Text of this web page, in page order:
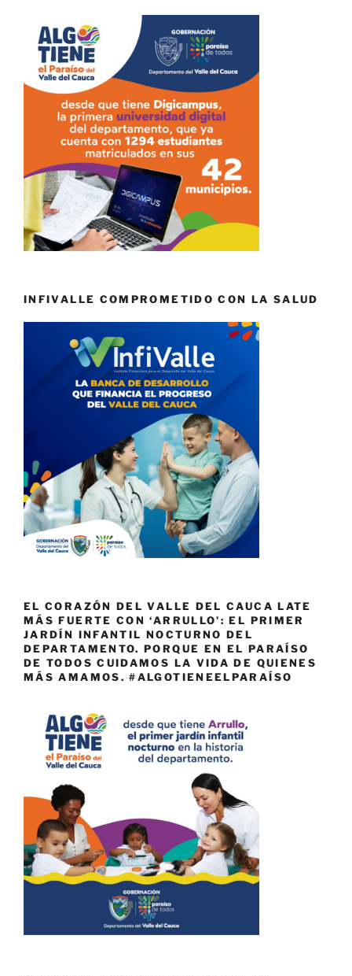
INFIVALLE COMPROMETIDO CON LA SALUD
EL CORAZÓN DEL VALLE DEL CAUCA LATE
MÁS FUERTE CON ‘ARRULLO’: EL PRIMER
JARDÍN INFANTIL NOCTURNO DEL
DEPARTAMENTO. PORQUE EN EL PARAÍSO
DE TODOS CUIDAMOS LA VIDA DE QUIENES
MÁS AMAMOS. #ALGOTIENEELPARAÍSO